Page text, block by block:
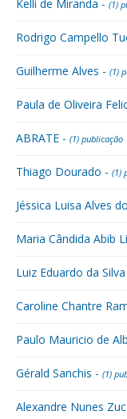
Kelli de Miranda - (1)
Rodrigo Campello
Guilherme Alves - (1)
Paula de Oliveira
ABRATE - (1) publicação
Thiago Dourado - (1)
Jéssica Luisa Alves
Maria Cândida Abib
Luiz Eduardo da
Caroline Chantre
Paulo Mauricio de
Gérald Sanchis - (1)
Alexandre Nunes